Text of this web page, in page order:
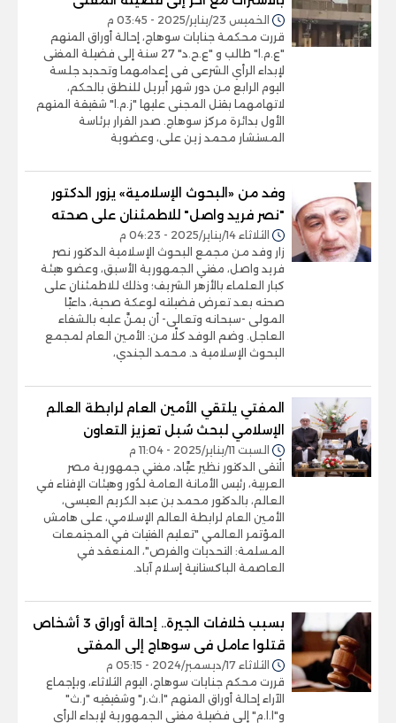
الخميس 23/يناير/2025 - 03:45 م
قررت محكمة جنايات سوهاج، إحالة أوراق المتهم
"ع.م.ا" طالب و "ع.ح.د" 27 سنة إلى فضيلة المفتى
لإبداء الرأي الشرعى فى إعدامهما وتحديد جلسة
اليوم الرابع من دور شهر أبريل للنطق بالحكم،
لاتهامهما بقتل المجنى عليها "ز.م.ا" شقيقة المتهم
الأول بدائرة مركز سوهاج. صدر القرار برئاسة
المستشار محمد زين على، وعضوية
وفد من «البحوث الإسلامية» يزور الدكتور
"نصر فريد واصل" للاطمئنان على صحته
الثلاثاء 14/يناير/2025 - 04:23 م
زار وفد من مجمع البحوث الإسلامية الدكتور نصر
فريد واصل، مفتي الجمهورية الأسبق، وعضو هيئة
كبار العلماء بالأزهر الشريف؛ وذلك للاطمئنان على
صحته بعد تعرض فضيلته لوعكة صحية، داعيًا
المولى -سبحانه وتعالى- أن يمنَّ عليه بالشفاء
العاجل. وضم الوفد كلًا من: الأمين العام لمجمع
البحوث الإسلامية د. محمد الجندي،
المفتي يلتقي الأمين العام لرابطة العالم
الإسلامي لبحث سُبل تعزيز التعاون
السبت 11/يناير/2025 - 11:04 م
الْتقى الدكتور نظير عيَّاد، مفتي جمهورية مصر
العربية، رئيس الأمانة العامة لدُور وهيئات الإفتاء في
العالم، بالدكتور محمد بن عبد الكريم العيسى،
الأمين العام لرابطة العالم الإسلامي، على هامش
المؤتمر العالمي "تعليم الفتيات في المجتمعات
المسلمة: التحديات والفرص"، المنعقد في
العاصمة الباكستانية إسلام آباد.
بسبب خلافات الجيرة.. إحالة أوراق 3 أشخاص
قتلوا عامل فى سوهاج إلى المفتى
الثلاثاء 17/ديسمبر/2024 - 05:15 م
قررت محكم جنايات سوهاج، اليوم الثلاثاء، وبإجماع
الآراء إحالة أوراق المتهم "ا.ث.ر" وشقيقيه "ر.ث"
و"ا.ا.م" إلى فضيلة مفتى الجمهورية لإبداء الرأي